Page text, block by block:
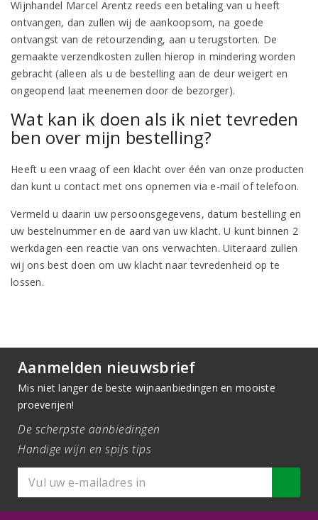
Wijnhandel Marcel Arentz reeds een betaling van u heeft
ontvangen, dan zullen wij de aankoopsom, na goede
ontvangst van de retourzending, aan u terugstorten. De
gemaakte verzendkosten zullen hierop in mindering worden
gebracht (alleen als u de bestelling aan de deur weigert en
ongeopend laat meenemen door de bezorger).
Wat kan ik doen als ik niet tevreden
ben over mijn bestelling?
Heeft u een vraag of een klacht over één van onze producten
dan kunt u contact met ons opnemen via e-mail of telefoon.
Vermeld u daarin uw persoonsgegevens, datum bestelling en
uw bestelnummer en de aard van uw klacht. U kunt binnen 2
werkdagen een reactie van ons verwachten. Uiteraard zullen
wij ons best doen om uw klacht naar tevredenheid op te
lossen.
Aanmelden nieuwsbrief
Mis niet langer de beste wijnaanbiedingen en mooiste
proeverijen!
De scherpste aanbiedingen
Handige wijn en spijs tips